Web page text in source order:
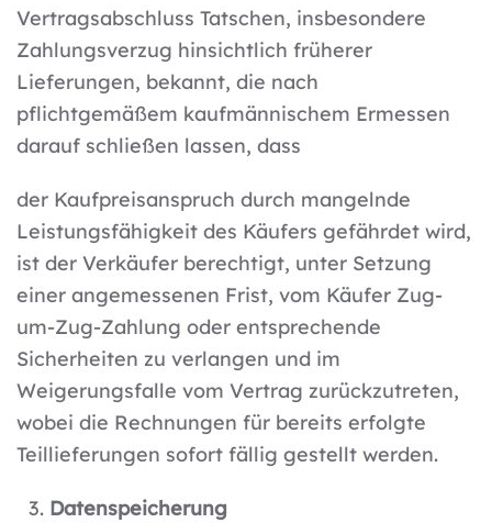
Vertragsabschluss Tatschen, insbesondere
Zahlungsverzug hinsichtlich früherer
Lieferungen, bekannt, die nach
pflichtgemäßem kaufmännischem Ermessen
darauf schließen lassen, dass
der Kaufpreisanspruch durch mangelnde
Leistungsfähigkeit des Käufers gefährdet wird,
ist der Verkäufer berechtigt, unter Setzung
einer angemessenen Frist, vom Käufer Zug-
um-Zug-Zahlung oder entsprechende
Sicherheiten zu verlangen und im
Weigerungsfalle vom Vertrag zurückzutreten,
wobei die Rechnungen für bereits erfolgte
Teillieferungen sofort fällig gestellt werden.
Datenspeicherung